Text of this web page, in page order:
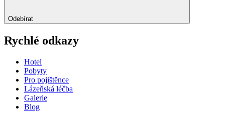
Odebírat
Rychlé odkazy
Hotel
Pobyty
Pro pojištěnce
Lázeňská léčba
Galerie
Blog